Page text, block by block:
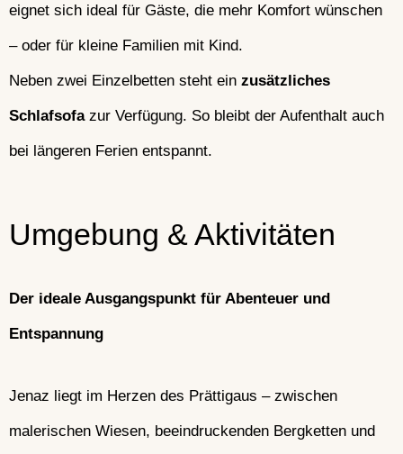
eignet sich ideal für Gäste, die mehr Komfort wünschen
– oder für kleine Familien mit Kind.
Neben zwei Einzelbetten steht ein zusätzliches
Schlafsofazur Verfügung. So bleibt der Aufenthalt auch
bei längeren Ferien entspannt.
Umgebung & Aktivitäten
Der ideale Ausgangspunkt für Abenteuer und
Entspannung
Jenaz liegt im Herzen des Prättigaus – zwischen
malerischen Wiesen, beeindruckenden Bergketten und